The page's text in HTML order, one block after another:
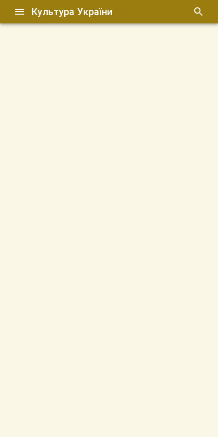
Культура України